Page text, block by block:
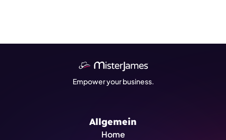
Empower your business.
Allgemein
Home